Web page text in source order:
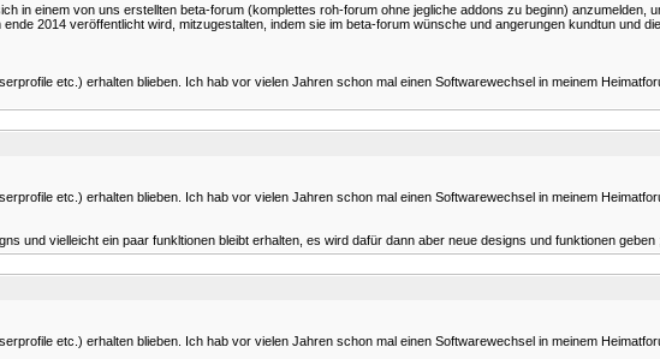
in einem von uns erstellten beta-forum (komplettes roh-forum ohne jegliche addons zu beginn) anzumelden,
2014 veröffentlicht wird, mitzugestalten, indem sie im beta-forum wünsche und angerungen kundtun und
etc.) erhalten blieben. Ich hab vor vielen Jahren schon mal einen Softwarewechsel in meinem
etc.) erhalten blieben. Ich hab vor vielen Jahren schon mal einen Softwarewechsel in meinem
und vielleicht ein paar funkltionen bleibt erhalten, es wird dafür dann aber neue designs und funktionen geben
etc.) erhalten blieben. Ich hab vor vielen Jahren schon mal einen Softwarewechsel in meinem